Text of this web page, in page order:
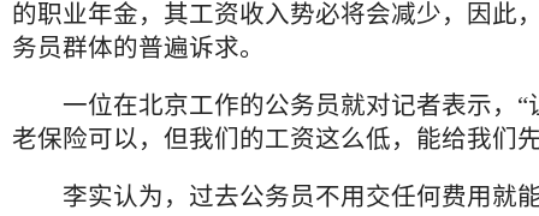
的职业年金，其工资收入势必将会减少，因此
务员群体的普遍诉求。
一位在北京工作的公务员就对记者表示，“
老保险可以，但我们的工资这么低，能给我们
李实认为，过去公务员不用交任何费用就